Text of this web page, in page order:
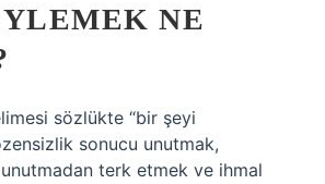
NE
sözlükte “bir şeyi
sonucu unutmak,
unutmadan terk etmek ve ihmal